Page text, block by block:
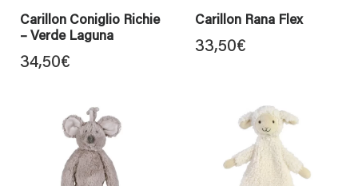
Carillon Coniglio Richie
– Verde Laguna
34,50€
Carillon Rana Flex
33,50€